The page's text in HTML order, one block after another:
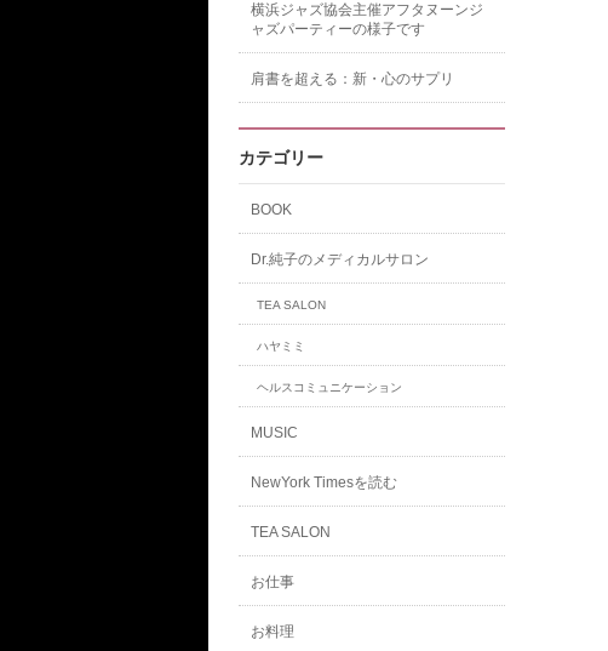
横浜ジャズ協会主催アフタヌーンジ
ャズパーティーの様子です
肩書を超える：新・心のサプリ
カテゴリー
BOOK
Dr.純子のメディカルサロン
TEA SALON
ハヤミミ
ヘルスコミュニケーション
MUSIC
NewYork Timesを読む
TEA SALON
お仕事
お料理